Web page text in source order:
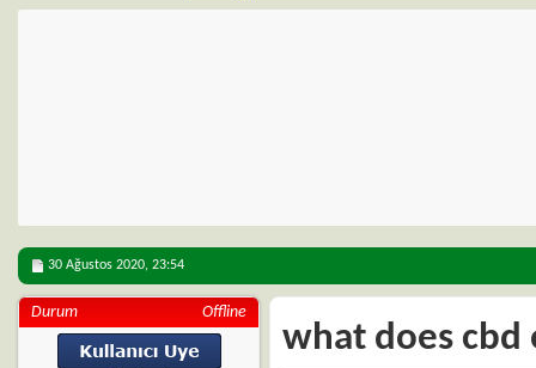
30 Ağustos 2020, 23:54
Durum Offline
what does cbd